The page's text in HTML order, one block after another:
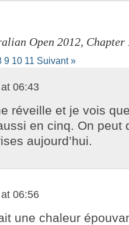
Open 2012, Chapter
9 10 11 Suivant »
06:43
réveille et je vois
en cinq. On peut
aujourd’hui.
06:56
une chaleur